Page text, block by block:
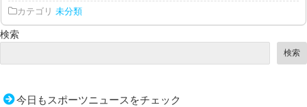
カテゴリ 未分類
検索
検索
今日もスポーツニュースをチェック